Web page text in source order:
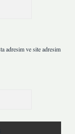
adresim ve site adresim